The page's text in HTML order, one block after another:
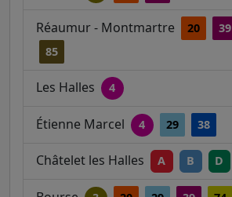
Réaumur - Montmartre 20 39
85
Les Halles 4
Étienne Marcel 4 29 38
Châtelet les Halles A B D